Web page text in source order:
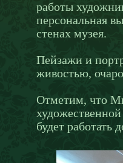
работы
персональная
стенах музея.
Пейзажи и
живостью,
Отметим, что
будет работать